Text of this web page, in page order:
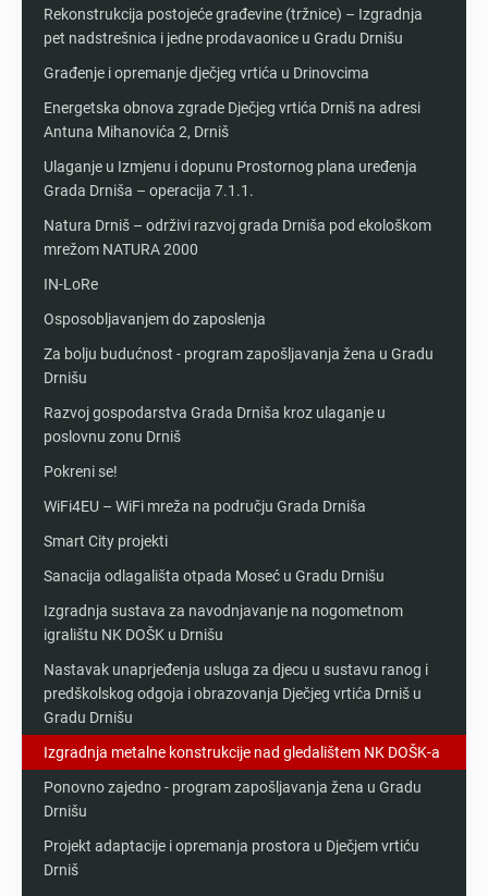
Rekonstrukcija postojeće građevine (tržnice) – Izgradnja
pet nadstrešnica i jedne prodavaonice u Gradu Drnišu
Građenje i opremanje dječjeg vrtića u Drinovcima
Energetska obnova zgrade Dječjeg vrtića Drniš na adresi
Antuna Mihanovića 2, Drniš
Ulaganje u Izmjenu i dopunu Prostornog plana uređenja
Grada Drniša – operacija 7.1.1.
Natura Drniš – održivi razvoj grada Drniša pod ekološkom
mrežom NATURA 2000
IN-LoRe
Osposobljavanjem do zaposlenja
Za bolju budućnost - program zapošljavanja žena u Gradu
Drnišu
Razvoj gospodarstva Grada Drniša kroz ulaganje u
poslovnu zonu Drniš
Pokreni se!
WiFi4EU – WiFi mreža na području Grada Drniša
Smart City projekti
Sanacija odlagališta otpada Moseć u Gradu Drnišu
Izgradnja sustava za navodnjavanje na nogometnom
igralištu NK DOŠK u Drnišu
Nastavak unaprjeđenja usluga za djecu u sustavu ranog i
predškolskog odgoja i obrazovanja Dječjeg vrtića Drniš u
Gradu Drnišu
Izgradnja metalne konstrukcije nad gledalištem NK DOŠK-a
Ponovno zajedno - program zapošljavanja žena u Gradu
Drnišu
Projekt adaptacije i opremanja prostora u Dječjem vrtiću
Drniš